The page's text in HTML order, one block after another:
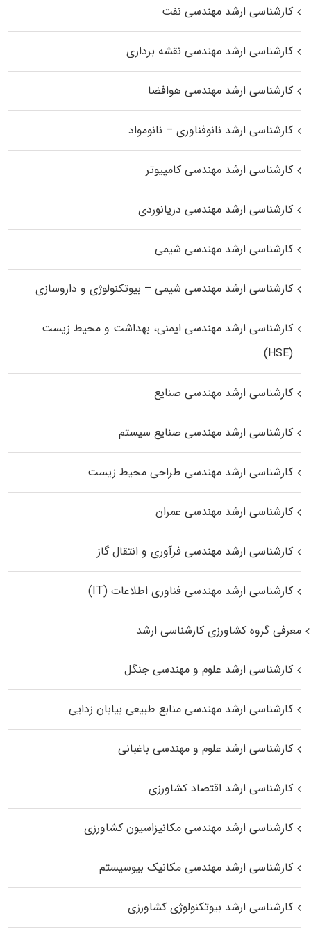
کارشناسی ارشد مهندسی نفت
کارشناسی ارشد مهندسی نقشه برداری
کارشناسی ارشد مهندسی هوافضا
کارشناسی ارشد نانوفناوری – نانومواد
کارشناسی ارشد مهندسی کامپیوتر
کارشناسی ارشد مهندسی دریانوردی
کارشناسی ارشد مهندسی شیمی
کارشناسی ارشد مهندسی شیمی – بیوتکنولوژی و داروسازی
کارشناسی ارشد مهندسی ایمنی، بهداشت و محیط زیست
(HSE)
کارشناسی ارشد مهندسی صنایع
کارشناسی ارشد مهندسی صنایع سیستم
کارشناسی ارشد مهندسی طراحی محیط زیست
کارشناسی ارشد مهندسی عمران
کارشناسی ارشد مهندسی فرآوری و انتقال گاز
کارشناسی ارشد مهندسی فناوری اطلاعات (IT)
معرفی گروه کشاورزی کارشناسی ارشد
کارشناسی ارشد علوم و مهندسی جنگل
کارشناسی ارشد مهندسی منابع طبیعی بیابان زدایی
کارشناسی ارشد علوم و مهندسی باغبانی
کارشناسی ارشد اقتصاد کشاورزی
کارشناسی ارشد مهندسی مکانیزاسیون کشاورزی
کارشناسی ارشد مهندسی مکانیک بیوسیستم
کارشناسی ارشد بیوتکنولوژی کشاورزی